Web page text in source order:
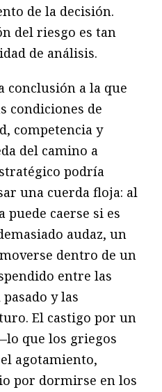
de la decisión.
del riesgo es tan
de análisis.
conclusión a la que
condiciones de
competencia y
del camino a
podría
una cuerda floja: al
caerse si es
audaz, un
dentro de un
entre las
y las
El castigo por un
que los griegos
agotamiento,
por dormirse en los